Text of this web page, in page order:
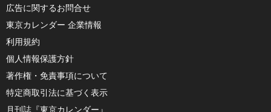
広告に関するお問合せ
東京カレンダー 企業情報
利用規約
個人情報保護方針
著作権・免責事項について
特定商取引法に基づく表示
月刊誌『東京カレンダー』